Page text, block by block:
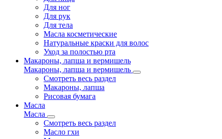
Для ног
Для рук
Для тела
Масла косметические
Натуральные краски для волос
Уход за полостью рта
Макароны, лапша и вермишель
Макароны, лапша и вермишель
Смотреть весь раздел
Макароны, лапша
Рисовая бумага
Масла
Масла
Смотреть весь раздел
Масло гхи